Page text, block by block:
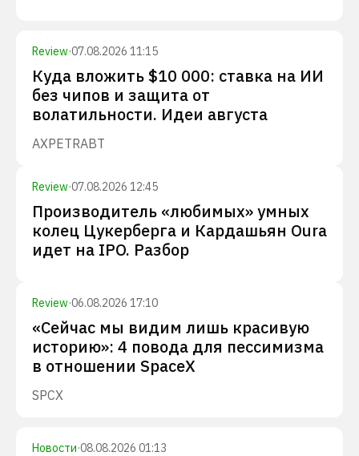
Review·07.08.2026 11:15
Куда вложить $10 000: ставка на ИИ
без чипов и защита от
волатильности. Идеи августа
AXPETRABT
Review·07.08.2026 12:45
Производитель «любимых» умных
колец Цукерберга и Кардашьян Oura
идет на IPO. Разбор
Review·06.08.2026 17:10
«Сейчас мы видим лишь красивую
историю»: 4 повода для пессимизма
в отношении SpaceX
SPCX
Новости·08.08.2026 01:13